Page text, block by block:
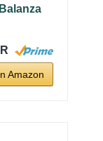
Amazon